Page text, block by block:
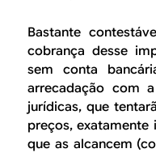
Bastante
cobrança desse
sem conta
arrecadação com
jurídicas, que
preços,
que as alcancem